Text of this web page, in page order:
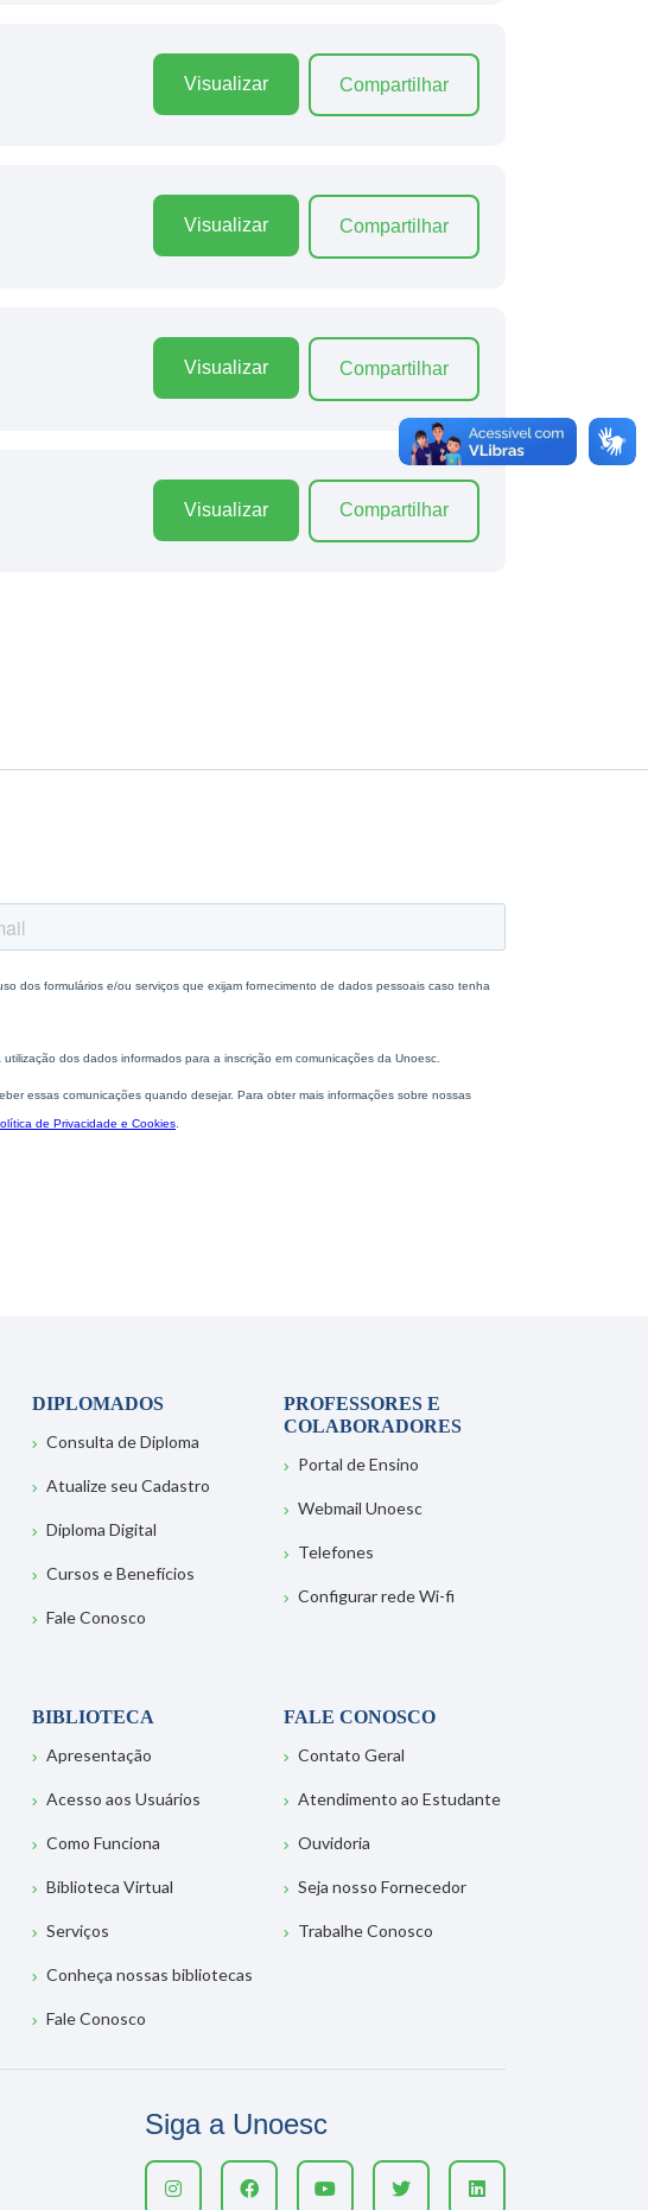
Visualizar Compartilhar
Visualizar Compartilhar
Visualizar Compartilhar
Visualizar Compartilhar
DIPLOMADOS
Consulta de Diploma
Atualize seu Cadastro
Diploma Digital
Cursos e Benefícios
Fale Conosco
PROFESSORES E
COLABORADORES
Portal de Ensino
Webmail Unoesc
Telefones
Configurar rede Wi-fi
BIBLIOTECA
Apresentação
Acesso aos Usuários
Como Funciona
Biblioteca Virtual
Serviços
Conheça nossas bibliotecas
Fale Conosco
FALE CONOSCO
Contato Geral
Atendimento ao Estudante
Ouvidoria
Seja nosso Fornecedor
Trabalhe Conosco
Siga a Unoesc